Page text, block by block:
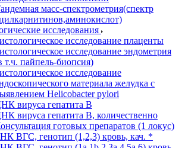
масс-спектрометрия(спектр
исследования
исследование плаценты
исследование эндометрия
т.ч. пайпель-биопсия)
исследование
материала желудка с
Helicobacter pylori
вируса гепатита B
вируса гепатита B, количественно
готовых препаратов (1 локус)
ВГC, генотип (1,2,3) кровь, кач. *